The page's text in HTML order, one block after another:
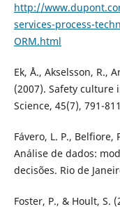
http://
services-process-
ORM.html
Ek, Å., Akselsson, R.,
(2007). Safety culture
Science, 45(7), 791-
Fávero, L. P., Belfiore,
Análise de dados:
decisões. Rio de
Foster, P., & Hoult, S.